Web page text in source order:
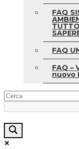
FAQ
FAQ
FAQ –
nuovo